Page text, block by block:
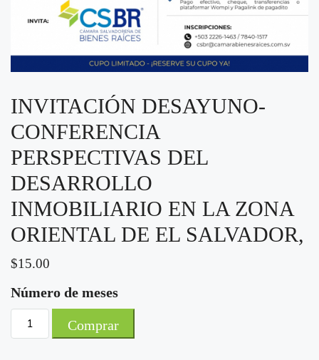
INVITACIÓN DESAYUNO-
CONFERENCIA
PERSPECTIVAS DEL
DESARROLLO
INMOBILIARIO EN LA ZONA
ORIENTAL DE EL SALVADOR,
$15.00
Número de meses
Invitación
Desayuno-
Comprar